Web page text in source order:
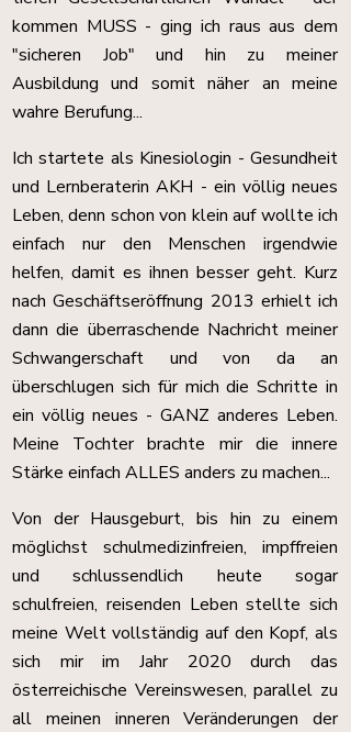
kommen MUSS - ging ich raus aus dem
"sicheren Job" und hin zu meiner
Ausbildung und somit näher an meine
wahre Berufung...
Ich startete als Kinesiologin - Gesundheit
und Lernberaterin AKH - ein völlig neues
Leben, denn schon von klein auf wollte ich
einfach nur den Menschen irgendwie
helfen, damit es ihnen besser geht. Kurz
nach Geschäftseröffnung 2013 erhielt ich
dann die überraschende Nachricht meiner
Schwangerschaft und von da an
überschlugen sich für mich die Schritte in
ein völlig neues - GANZ anderes Leben.
Meine Tochter brachte mir die innere
Stärke einfach ALLES anders zu machen...
Von der Hausgeburt, bis hin zu einem
möglichst schulmedizinfreien, impffreien
und schlussendlich heute sogar
schulfreien, reisenden Leben stellte sich
meine Welt vollständig auf den Kopf, als
sich mir im Jahr 2020 durch das
österreichische Vereinswesen, parallel zu
all meinen inneren Veränderungen der